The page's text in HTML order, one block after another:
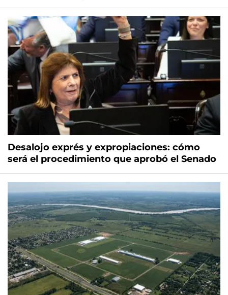
Desalojo exprés y expropiaciones: cómo
será el procedimiento que aprobó el Senado